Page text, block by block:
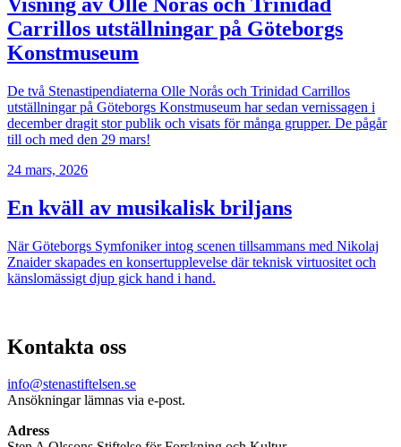
Carrillos utställningar på Göteborgs
Konstmuseum
De två Stenastipendiaterna Olle Norås och Trinidad Carrillos
utställningar på Göteborgs Konstmuseum har sedan vernissagen i
december dragit stor publik och visats för många grupper. De pågår
till och med den 29 mars!
24 mars, 2026
En kväll av musikalisk briljans
När Göteborgs Symfoniker intog scenen tillsammans med Nikolaj
Znaider skapades en konsertupplevelse där teknisk virtuositet och
känslomässigt djup gick hand i hand.
Kontakta oss
info@stenastiftelsen.se
Ansökningar lämnas via e-post.
Adress